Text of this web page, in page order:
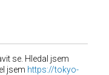
se. Hledal jsem
jsem https://tokyo-